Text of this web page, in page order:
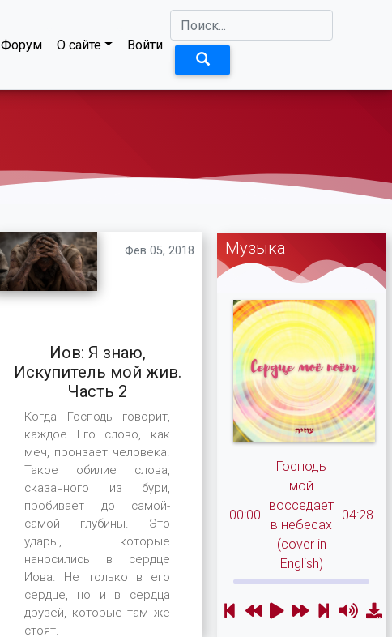
Форум О сайте Войти
Иов: Я знаю,
Искупитель мой жив.
Часть 2
Когда Господь говорит,
каждое Его слово, как
меч, пронзает человека.
Такое обилие слова,
сказанного из бури,
пробивает до самой-
самой глубины. Это
удары, которые
наносились в сердце
Иова. Не только в его
сердце, но и в сердца
друзей, которые там же
стоят.
Фев 05, 2018 Музыка
00:00
Господь
мой
восседает
в небесах
(cover in
English)
04:28